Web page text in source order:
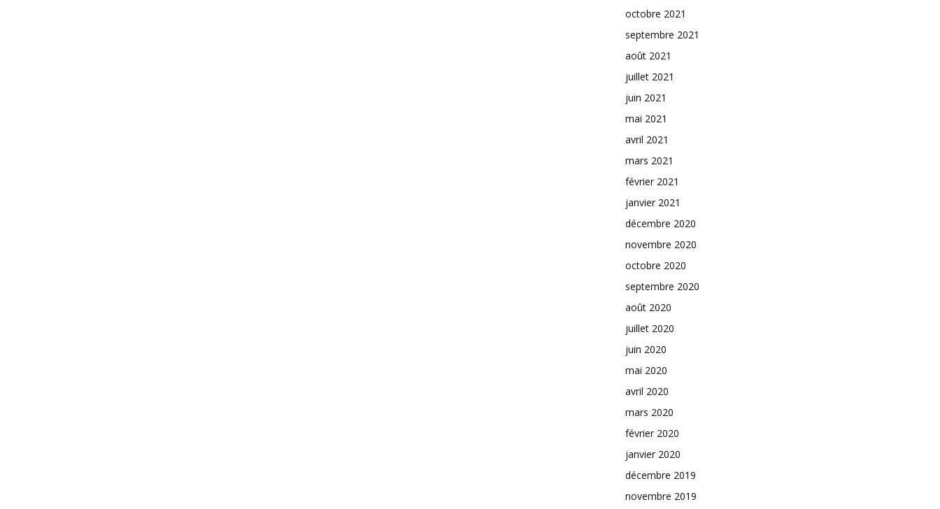
octobre 2021
septembre 2021
août 2021
juillet 2021
juin 2021
mai 2021
avril 2021
mars 2021
février 2021
janvier 2021
décembre 2020
novembre 2020
octobre 2020
septembre 2020
août 2020
juillet 2020
juin 2020
mai 2020
avril 2020
mars 2020
février 2020
janvier 2020
décembre 2019
novembre 2019